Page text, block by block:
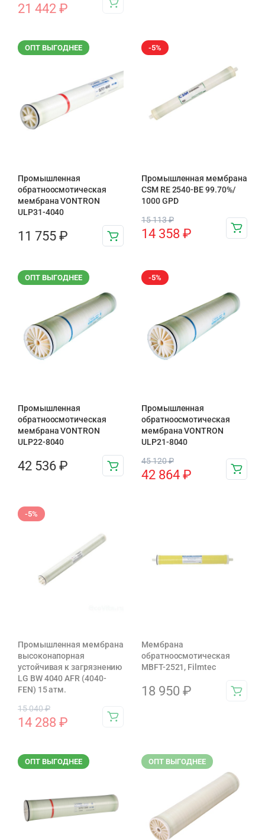
21 442 ₽
ОПТ ВЫГОДНЕЕ
Промышленная
обратноосмотическая
мембрана VONTRON
ULP31-4040
11 755 ₽
-5%
Промышленная мембрана
CSM RE 2540-BE 99.70%/
1000 GPD
15 113₽
14 358 ₽
ОПТ ВЫГОДНЕЕ
Промышленная
обратноосмотическая
мембрана VONTRON
ULP22-8040
42 536 ₽
-5%
Промышленная
обратноосмотическая
мембрана VONTRON
ULP21-8040
45 120₽
42 864 ₽
-5%
Промышленная мембрана
высоконапорная
устойчивая к загрязнению
LG BW 4040 AFR (4040-
FEN) 15 атм.
15 040₽
14 288 ₽
Мембрана
обратноосмотическая
MBFT-2521, Filmtec
18 950 ₽
ОПТ ВЫГОДНЕЕ ОПТ ВЫГОДНЕЕ